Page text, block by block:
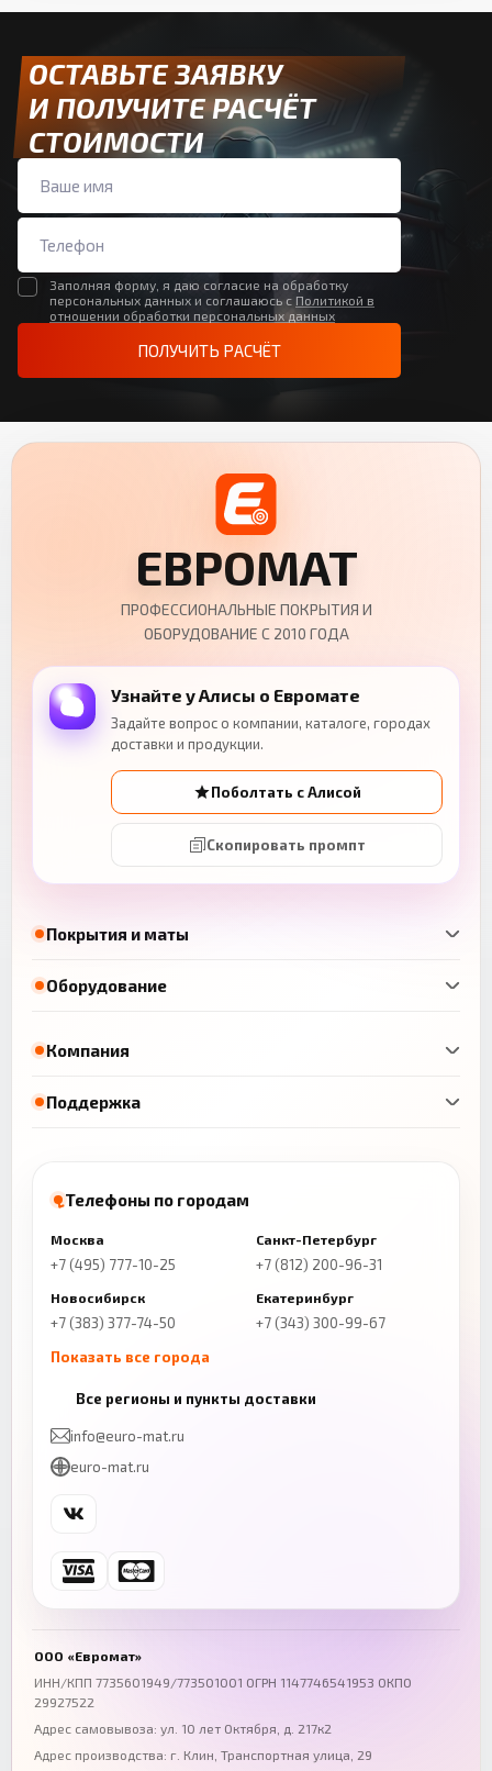
ОСТАВЬТЕ ЗАЯВКУ
И ПОЛУЧИТЕ РАСЧЁТ
СТОИМОСТИ
Заполняя форму, я даю согласие на обработку
персональных данных и соглашаюсь с Политикой в
отношении обработки персональных данных
ПОЛУЧИТЬ РАСЧЁТ
Покрытия и маты
Оборудование
ЕВРОМАТ
ПРОФЕССИОНАЛЬНЫЕ ПОКРЫТИЯ И
ОБОРУДОВАНИЕ С 2010 ГОДА
Узнайте у Алисы о Евромате
Задайте вопрос о компании, каталоге, городах
доставки и продукции.
Поболтать с Алисой
Скопировать промпт
Компания
Поддержка
Телефоны по городам
Москва
+7 (495) 777-10-25
Санкт-Петербург
+7 (812) 200-96-31
Новосибирск
+7 (383) 377-74-50
Екатеринбург
+7 (343) 300-99-67
Показать все города
+7 (843) 206-01-30
Челябинск
+7 (343) 300-99-67
Ростов-на-Дону
+7 (863) 333-50-75
Волгоград
+7 (844) 261-36-12
Омск
Все регионы и пункты доставки
info@euro-mat.ru
euro-mat.ru
ООО «Евромат»
ИНН/КПП 7735601949/773501001 ОГРН 1147746541953 ОКПО
29927522
Адрес самовывоза: ул. 10 лет Октября, д. 217к2
Адрес производства: г. Клин, Транспортная улица, 29